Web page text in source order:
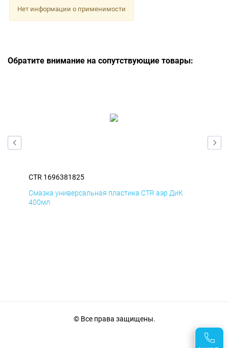
Нет информации о применимости
Обратите внимание на сопутствующие товары:
CTR 1696381825
Смазка универсальная пластика CTR аэр ДиК
400мл
© Все права защищены.